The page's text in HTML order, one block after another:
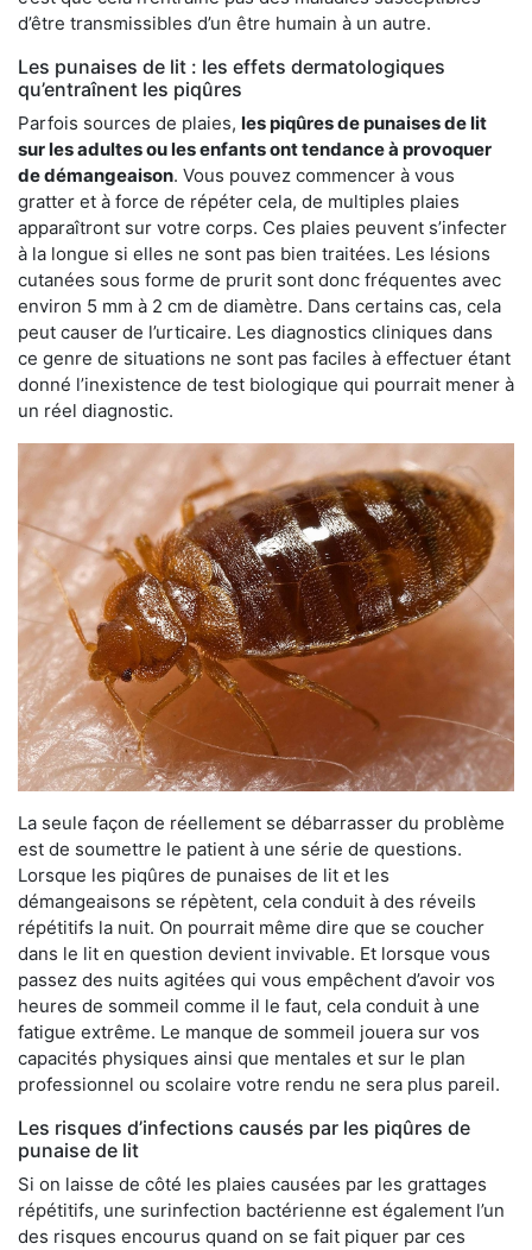
d’être transmissibles d’un être humain à un autre.
Les punaises de lit : les effets dermatologiques
qu’entraînent les piqûres
Parfois sources de plaies, les piqûres de punaises de lit
sur les adultes ou les enfants ont tendance à provoquer
de démangeaison. Vous pouvez commencer à vous
gratter et à force de répéter cela, de multiples plaies
apparaîtront sur votre corps. Ces plaies peuvent s’infecter
à la longue si elles ne sont pas bien traitées. Les lésions
cutanées sous forme de prurit sont donc fréquentes avec
environ 5 mm à 2 cm de diamètre. Dans certains cas, cela
peut causer de l’urticaire. Les diagnostics cliniques dans
ce genre de situations ne sont pas faciles à effectuer étant
donné l’inexistence de test biologique qui pourrait mener à
un réel diagnostic.
La seule façon de réellement se débarrasser du problème
est de soumettre le patient à une série de questions.
Lorsque les piqûres de punaises de lit et les
démangeaisons se répètent, cela conduit à des réveils
répétitifs la nuit. On pourrait même dire que se coucher
dans le lit en question devient invivable. Et lorsque vous
passez des nuits agitées qui vous empêchent d’avoir vos
heures de sommeil comme il le faut, cela conduit à une
fatigue extrême. Le manque de sommeil jouera sur vos
capacités physiques ainsi que mentales et sur le plan
professionnel ou scolaire votre rendu ne sera plus pareil.
Les risques d’infections causés par les piqûres de
punaise de lit
Si on laisse de côté les plaies causées par les grattages
répétitifs, une surinfection bactérienne est également l’un
des risques encourus quand on se fait piquer par ces